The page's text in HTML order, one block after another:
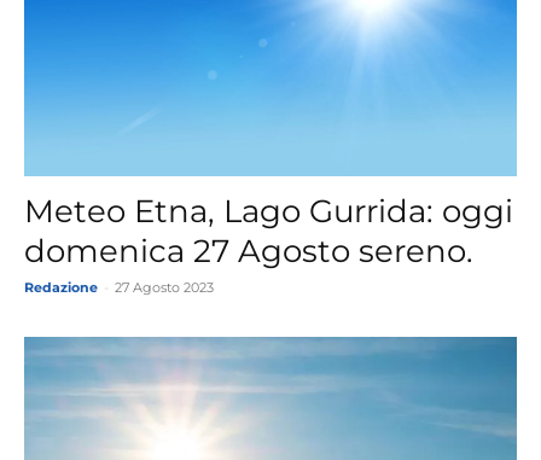
Meteo Etna, Lago Gurrida: oggi
domenica 27 Agosto sereno.
Redazione 27 Agosto 2023